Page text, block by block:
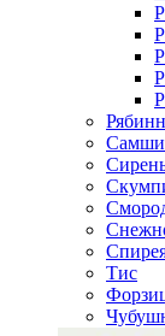
Тис